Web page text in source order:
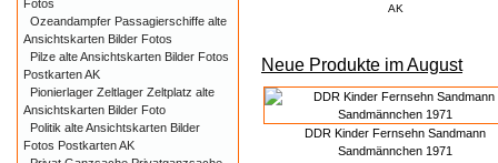
AK
Neue Produkte im August
DDR Kinder Fernsehn Sandmann
Sandmännchen 1971
Fotos
Ozeandampfer Passagierschiffe alte
Ansichtskarten Bilder Fotos
Pilze alte Ansichtskarten Bilder Fotos
Postkarten AK
Pionierlager Zeltlager Zeltplatz alte
Ansichtskarten Bilder Foto
Politik alte Ansichtskarten Bilder
Fotos Postkarten AK